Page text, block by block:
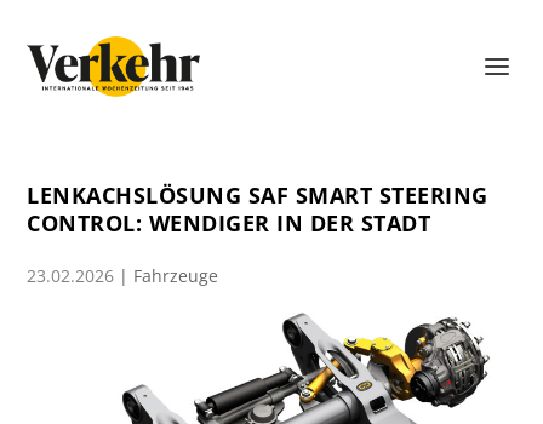
LENKACHSLÖSUNG SAF SMART STEERING
CONTROL: WENDIGER IN DER STADT
23.02.2026 | Fahrzeuge